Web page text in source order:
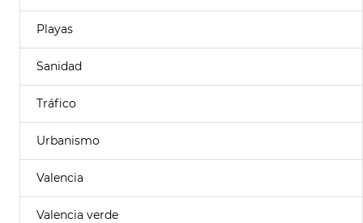
Playas
Sanidad
Tráfico
Urbanismo
Valencia
Valencia verde